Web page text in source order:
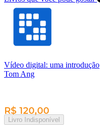
Vídeo digital: uma introdução
Tom Ang
R$ 120,00
Livro Indisponível